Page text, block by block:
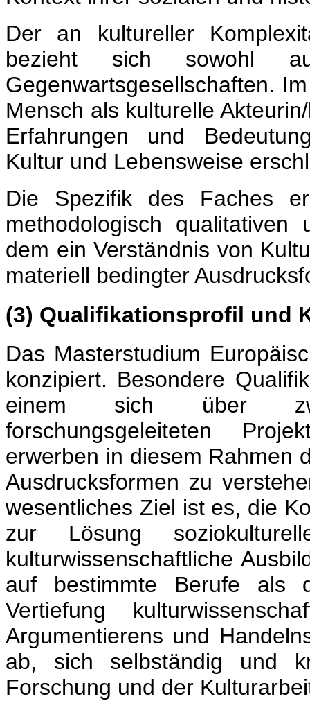
Der an kultureller
bezieht sich sowohl
Gegenwartsgesellschaften.
Mensch als kulturelle
Erfahrungen und
Kultur und Lebensweise
Die Spezifik des Faches
methodologisch qualitativen
dem ein Verständnis von
materiell bedingter
(3) Qualifikationsprofil und
Das Masterstudium
konzipiert. Besondere
einem sich über
forschungsgeleiteten
erwerben in diesem Rahmen
Ausdrucksformen zu
wesentliches Ziel ist es, die
zur Lösung
kulturwissenschaftliche
auf bestimmte Berufe als
Vertiefung
Argumentierens und
ab, sich selbständig und
Forschung und der